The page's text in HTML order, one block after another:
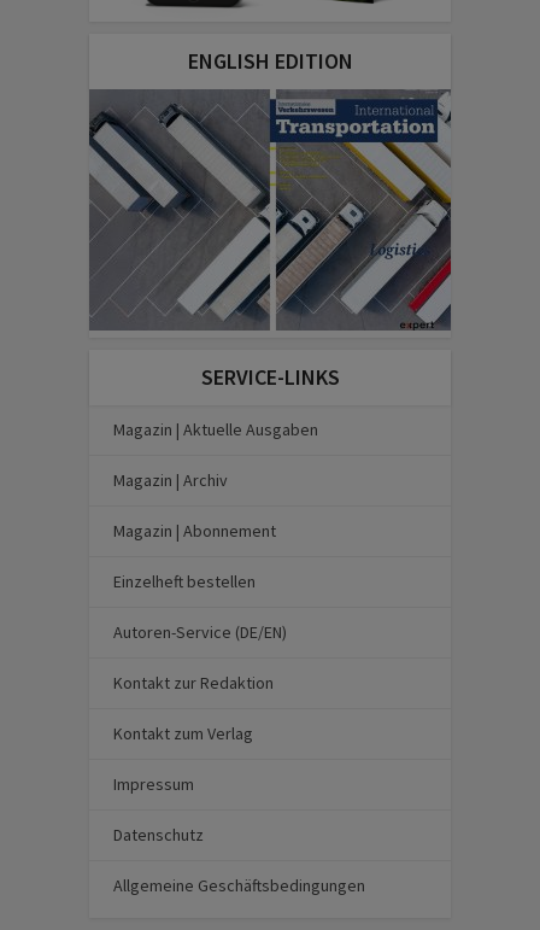
ENGLISH EDITION
SERVICE-LINKS
Magazin | Aktuelle Ausgaben
Magazin | Archiv
Magazin | Abonnement
Einzelheft bestellen
Autoren-Service (DE/EN)
Kontakt zur Redaktion
Kontakt zum Verlag
Impressum
Datenschutz
Allgemeine Geschäftsbedingungen